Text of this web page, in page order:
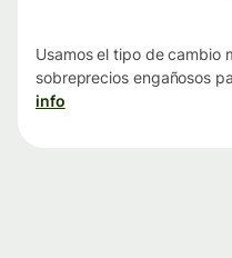
Usamos el tipo de cambio
sobreprecios engañosos
info